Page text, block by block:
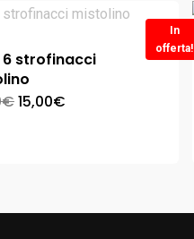
In
offerta!
6 strofinacci
€15,00€